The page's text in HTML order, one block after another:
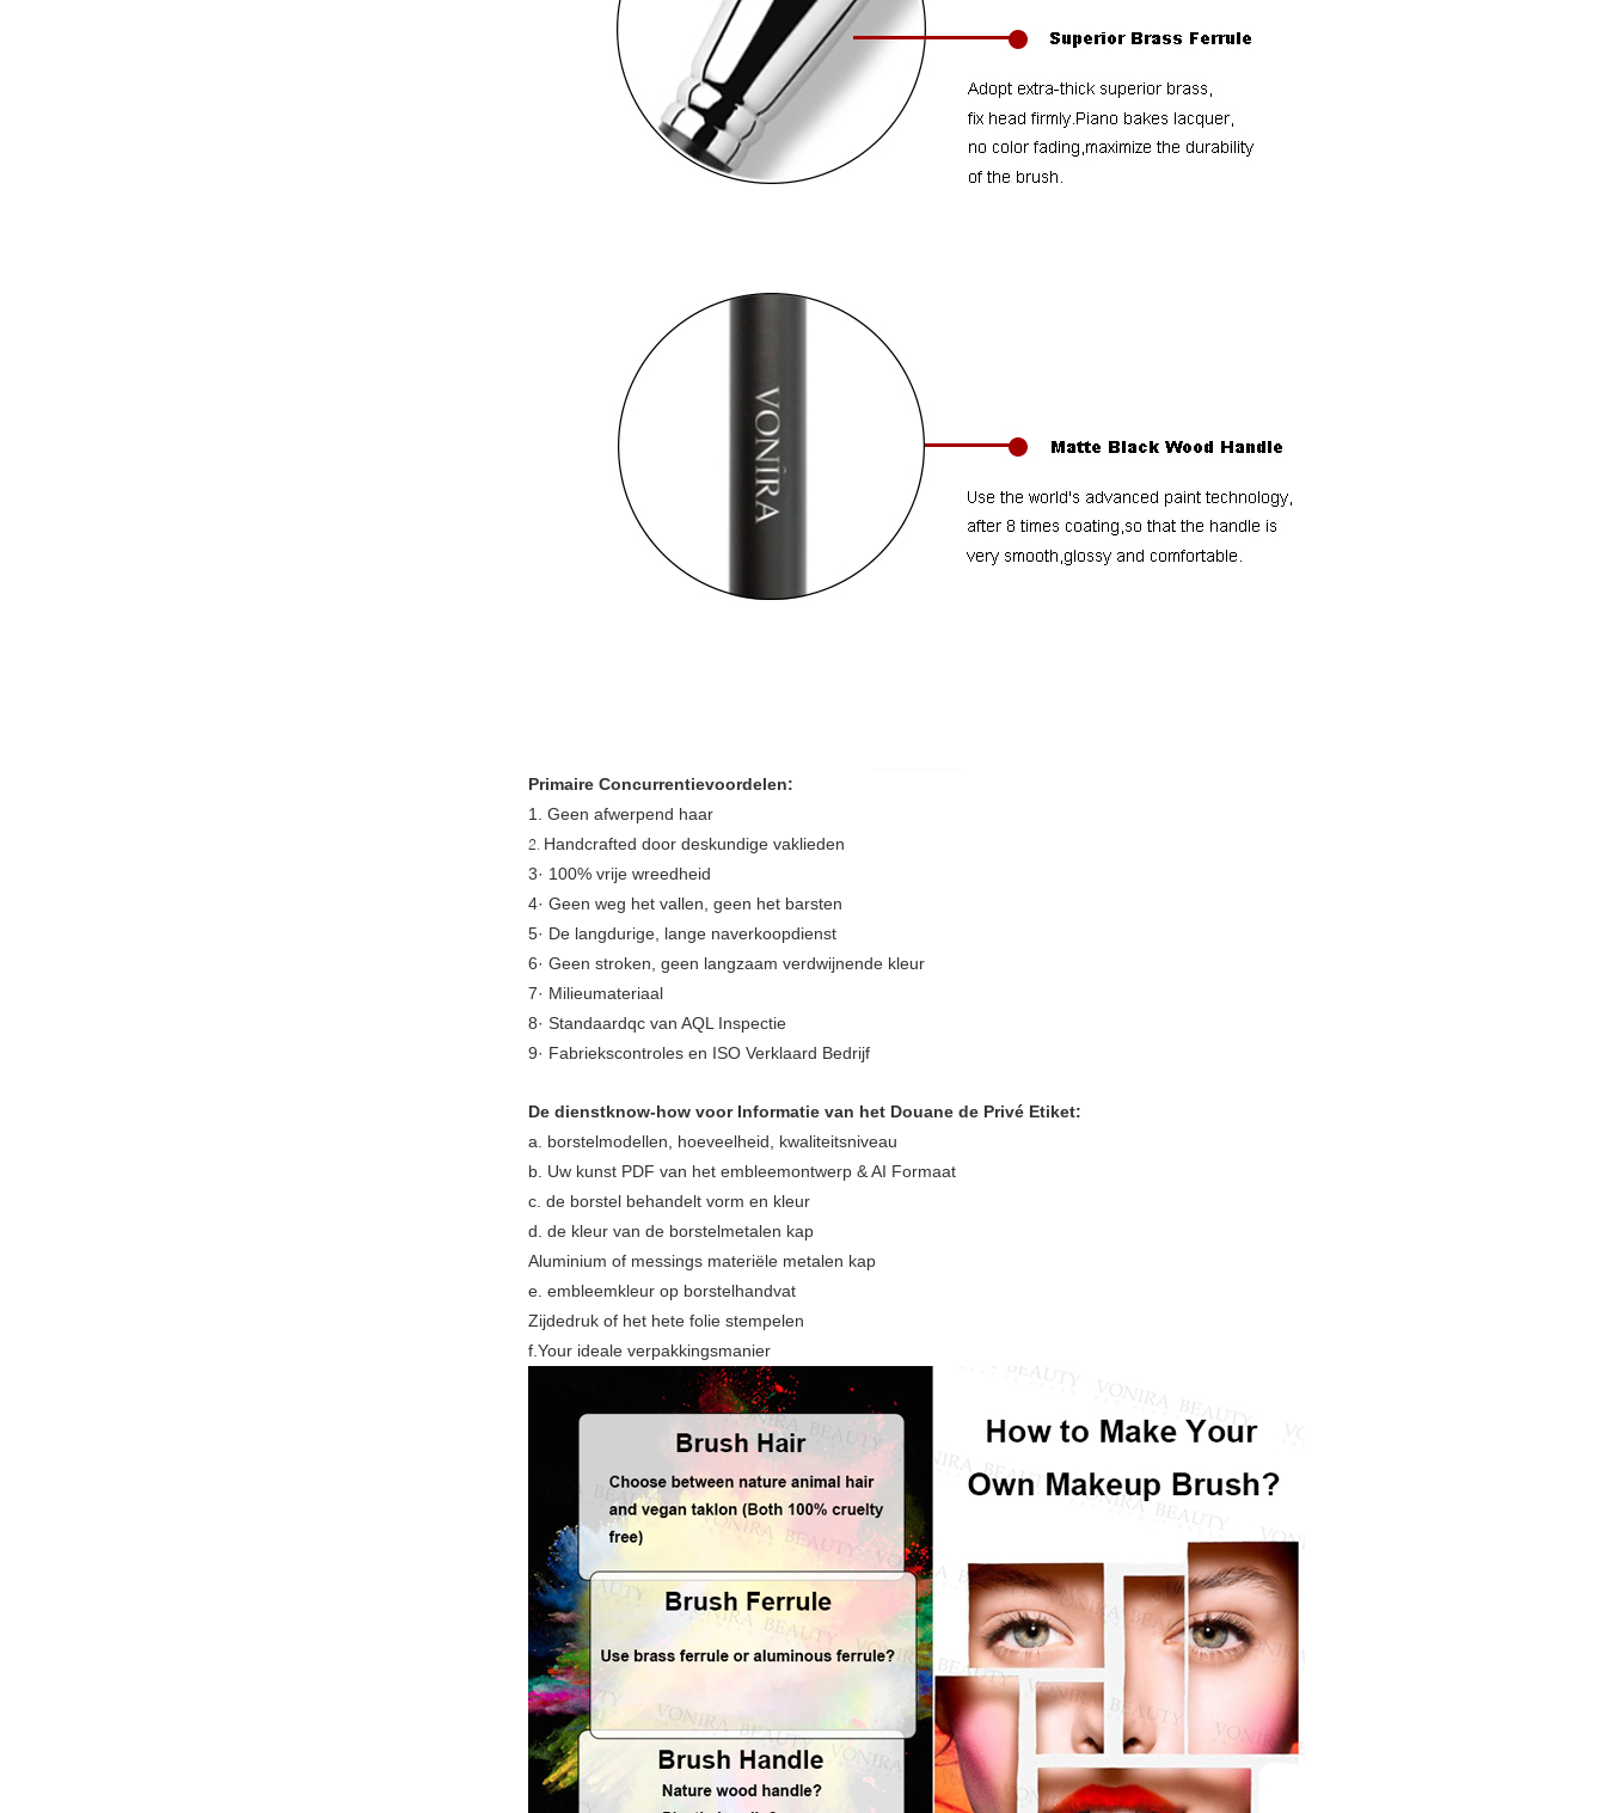
Primaire Concurrentievoordelen:
1. Geen afwerpend haar
2. Handcrafted door deskundige vaklieden
3· 100% vrije wreedheid
4· Geen weg het vallen, geen het barsten
5· De langdurige, lange naverkoopdienst
6· Geen stroken, geen langzaam verdwijnende kleur
7· Milieumateriaal
8· Standaardqc van AQL Inspectie
9· Fabriekscontroles en ISO Verklaard Bedrijf
De dienstknow-how voor Informatie van het Douane de Privé Etiket:
a. borstelmodellen, hoeveelheid, kwaliteitsniveau
b. Uw kunst PDF van het embleemontwerp & AI Formaat
c. de borstel behandelt vorm en kleur
d. de kleur van de borstelmetalen kap
Aluminium of messings materiële metalen kap
e. embleemkleur op borstelhandvat
Zijdedruk of het hete folie stempelen
f.Your ideale verpakkingsmanier